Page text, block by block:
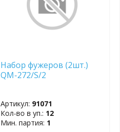
Набор фужеров (2шт.)
QM-272/S/2
Артикул: 91071
Кол-во в уп.: 12
Мин. партия: 1